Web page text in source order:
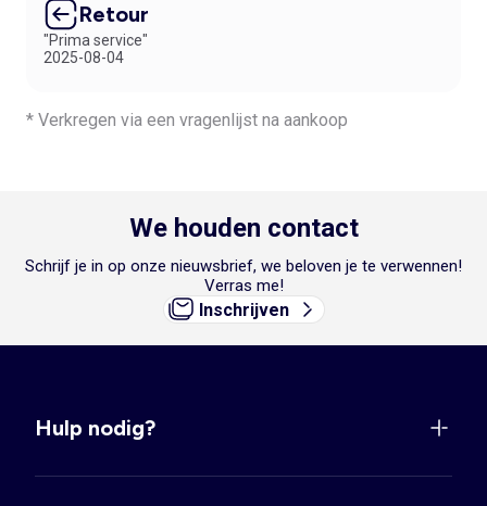
Retour
"Prima service"
2025-08-04
* Verkregen via een vragenlijst na aankoop
We houden contact
Schrijf je in op onze nieuwsbrief, we beloven je te verwennen!
Verras me!
Inschrijven
Hulp nodig?